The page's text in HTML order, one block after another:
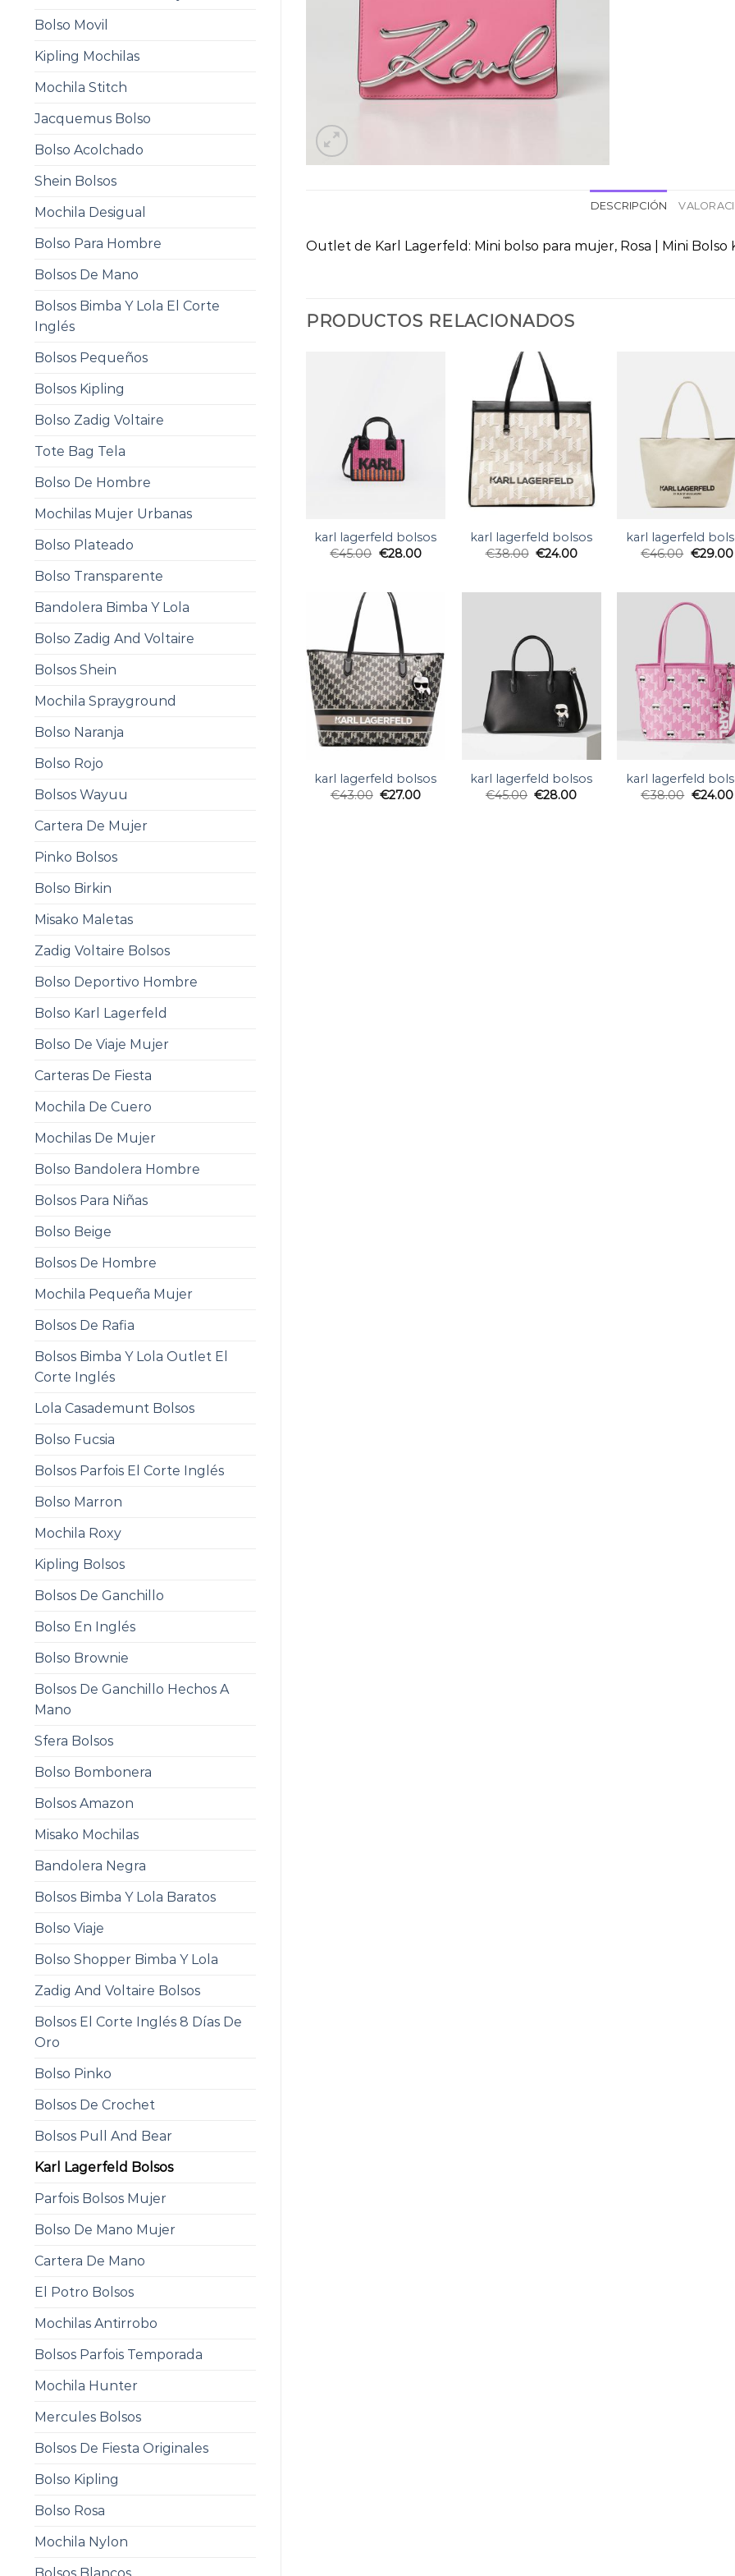
Bolso Movil
Kipling Mochilas
Mochila Stitch
Jacquemus Bolso
Bolso Acolchado
Shein Bolsos
Mochila Desigual
Bolso Para Hombre
Bolsos De Mano
Bolsos Bimba Y Lola El Corte
Inglés
Bolsos Pequeños
Bolsos Kipling
Bolso Zadig Voltaire
Tote Bag Tela
Bolso De Hombre
Mochilas Mujer Urbanas
Bolso Plateado
Bolso Transparente
Bandolera Bimba Y Lola
Bolso Zadig And Voltaire
Bolsos Shein
Mochila Sprayground
Bolso Naranja
Bolso Rojo
Bolsos Wayuu
Cartera De Mujer
Pinko Bolsos
Bolso Birkin
Misako Maletas
Zadig Voltaire Bolsos
Bolso Deportivo Hombre
Bolso Karl Lagerfeld
Bolso De Viaje Mujer
Carteras De Fiesta
Mochila De Cuero
Mochilas De Mujer
Bolso Bandolera Hombre
Bolsos Para Niñas
Bolso Beige
Bolsos De Hombre
Mochila Pequeña Mujer
Bolsos De Rafia
Bolsos Bimba Y Lola Outlet El
Corte Inglés
Lola Casademunt Bolsos
Bolso Fucsia
Bolsos Parfois El Corte Inglés
Bolso Marron
Mochila Roxy
Kipling Bolsos
Bolsos De Ganchillo
Bolso En Inglés
Bolso Brownie
Bolsos De Ganchillo Hechos A
Mano
Sfera Bolsos
Bolso Bombonera
Bolsos Amazon
Misako Mochilas
Bandolera Negra
Bolsos Bimba Y Lola Baratos
Bolso Viaje
Bolso Shopper Bimba Y Lola
Zadig And Voltaire Bolsos
Bolsos El Corte Inglés 8 Días De
Oro
Bolso Pinko
Bolsos De Crochet
Bolsos Pull And Bear
Karl Lagerfeld Bolsos
Parfois Bolsos Mujer
Bolso De Mano Mujer
Cartera De Mano
El Potro Bolsos
Mochilas Antirrobo
Bolsos Parfois Temporada
Mochila Hunter
Mercules Bolsos
Bolsos De Fiesta Originales
Bolso Kipling
Bolso Rosa
Mochila Nylon
DESCRIPCIÓN
Outlet de Karl Lagerfeld: Mini bolso para mujer, Rosa | Mini
PRODUCTOS RELACIONADOS
karl lagerfeld bolsos
€45.00 €28.00
karl lagerfeld bolsos
€38.00 €24.00
karl lagerfeld
€46.00 €29.00
karl lagerfeld bolsos
€43.00 €27.00
karl lagerfeld bolsos
€45.00 €28.00
karl lagerfeld
€38.00 €24.00